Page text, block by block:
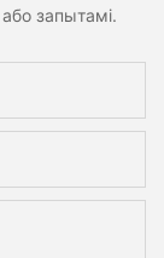
запытамі.